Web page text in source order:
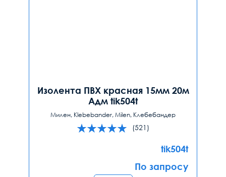
Изолента ПВХ красная 15мм 20м
Адм tik504t
Милен, Klebebander, Milen, Клебебандер
(521)
tik504t
По запросу